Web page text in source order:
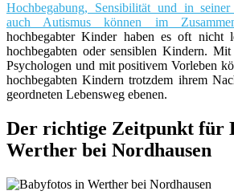
Hochbegabung, Sensibilität und in
auch Autismus können im
hochbegabter Kinder haben es oft nicht
hochbegabten oder sensiblen Kindern.
Psychologen und mit positivem Vorleben
hochbegabten Kindern trotzdem ihrem
geordneten Lebensweg ebenen.
Der richtige Zeitpunkt für
Werther bei Nordhausen